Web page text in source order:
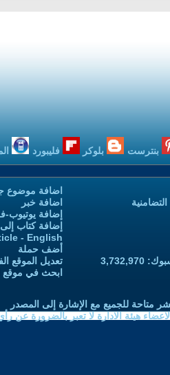
بنترست بلوكر فليبورد
اضافة موضوع
اضافة خبر
إضافة يوتيوب-
إضافة كتاب
- English
أضف حملة
تعديل الموقع
ابحث في موقع
متاحة للجميع مع الإشارة إلى المصدر
هيئة الادارة لا تعبر بالضرورة عن